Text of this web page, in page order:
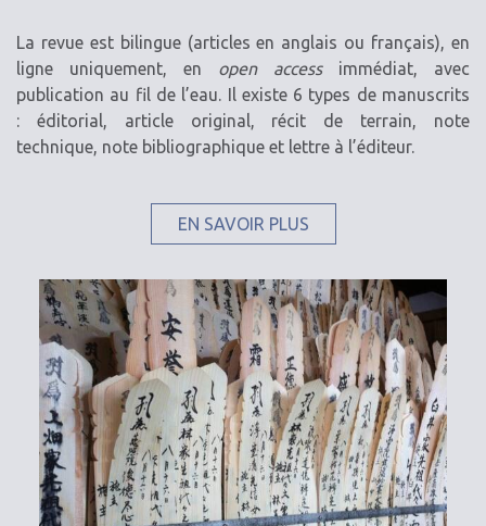
La revue est bilingue (articles en anglais ou français), en
ligne uniquement, en open accessimmédiat, avec
publication au fil de l’eau. Il existe 6 types de manuscrits
: éditorial, article original, récit de terrain, note
technique, note bibliographique et lettre à l’éditeur.
EN SAVOIR PLUS